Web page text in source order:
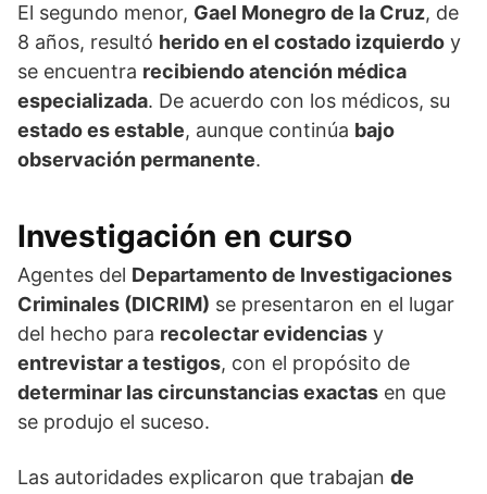
El segundo menor, Gael Monegro de la Cruz, de
8 años, resultó herido en el costado izquierdo y
se encuentra recibiendo atención médica
especializada. De acuerdo con los médicos, su
estado es estable, aunque continúa bajo
observación permanente.
Investigación en curso
Agentes del Departamento de Investigaciones
Criminales (DICRIM) se presentaron en el lugar
del hecho para recolectar evidencias y
entrevistar a testigos, con el propósito de
determinar las circunstancias exactas en que
se produjo el suceso.
Las autoridades explicaron que trabajan de